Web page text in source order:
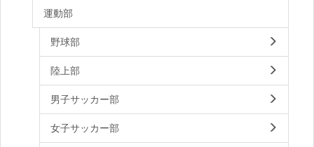
運動部
野球部
陸上部
男子サッカー部
女子サッカー部